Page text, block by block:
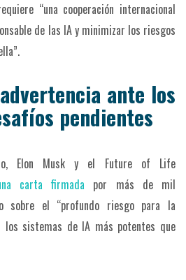
“una cooperación internacional
de las IA y minimizar los riesgos
ante los
pendientes
Elon Musk y el Future of Life
carta firmada por más de mil
sobre el “profundo riesgo para la
los sistemas de IA más potentes que